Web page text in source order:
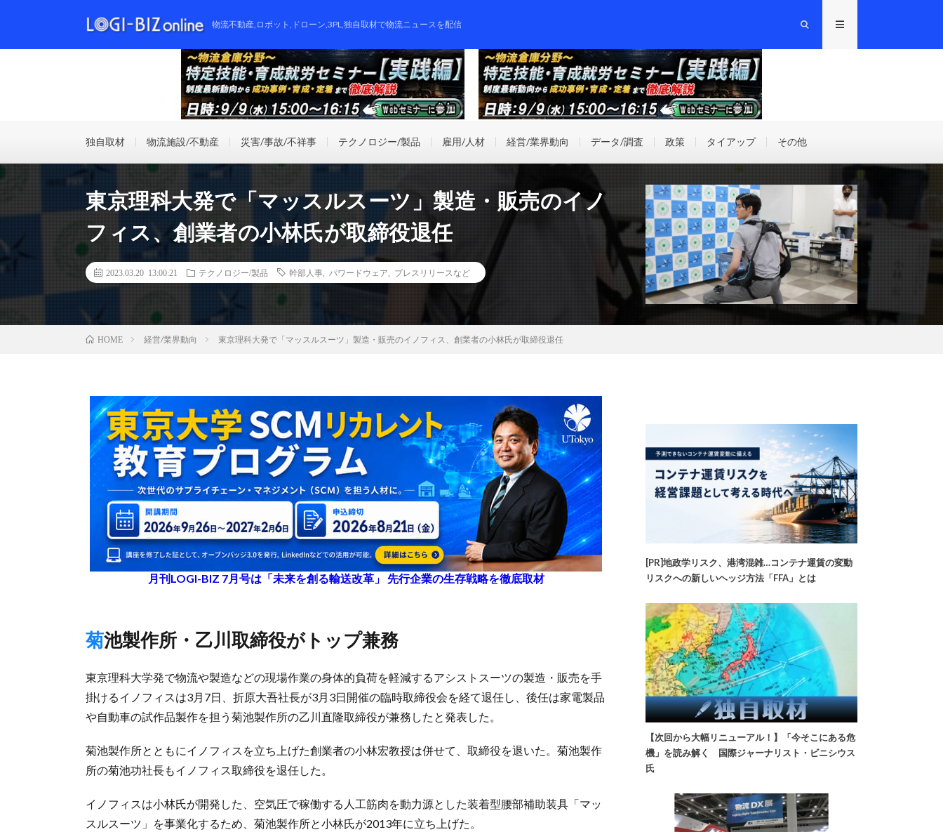
物流不動産,ロボット,ドローン,3PL,独自取材で物流ニュースを配信
独自取材 物流施設/不動産 災害/事故/不祥事 テクノロジー/製品 雇用/人材 経営/業界動向 データ/調査 政策 タイアップ その他
東京理科大発で「マッスルスーツ」製造・販売のイノ
フィス、創業者の小林氏が取締役退任
2023.03.20 13:00:21 テクノロジー/製品 幹部人事 パワードウェア プレスリリースなど
HOME 経営/業界動向 東京理科大発で「マッスルスーツ」製造・販売のイノフィス、創業者の小林氏が取締役退任
月刊LOGI-BIZ 7月号は「未来を創る輸送改革」 先行企業の生存戦略を徹底取材
菊池製作所・乙川取締役がトップ兼務
東京理科大学発で物流や製造などの現場作業の身体的負荷を軽減するアシストスーツの製造・販売を手
掛けるイノフィスは3月7日、折原大吾社長が3月3日開催の臨時取締役会を経て退任し、後任は家電製品
や自動車の試作品製作を担う菊池製作所の乙川直隆取締役が兼務したと発表した。
菊池製作所とともにイノフィスを立ち上げた創業者の小林宏教授は併せて、取締役を退いた。菊池製作
所の菊池功社長もイノフィス取締役を退任した。
イノフィスは小林氏が開発した、空気圧で稼働する人工筋肉を動力源とした装着型腰部補助装具「マッ
スルスーツ」を事業化するため、菊池製作所と小林氏が2013年に立ち上げた。
[PR]地政学リスク、港湾混雑…コンテナ運賃の変動
リスクへの新しいヘッジ方法「FFA」とは
【次回から大幅リニューアル！】「今そこにある危
機」を読み解く 国際ジャーナリスト・ビニシウス
氏